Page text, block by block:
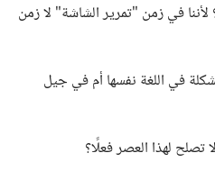
لأننا في زمن "تمرير الشاشة" لا زمن
في اللغة نفسها أم في جيل
تصلح لهذا العصر فعلًا؟